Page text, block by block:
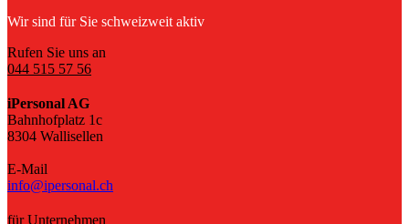
Wir sind für Sie schweizweit aktiv
Rufen Sie uns an
044 515 57 56
iPersonal AG
Bahnhofplatz 1c
8304 Wallisellen
E-Mail
info@ipersonal.ch
für Unternehmen